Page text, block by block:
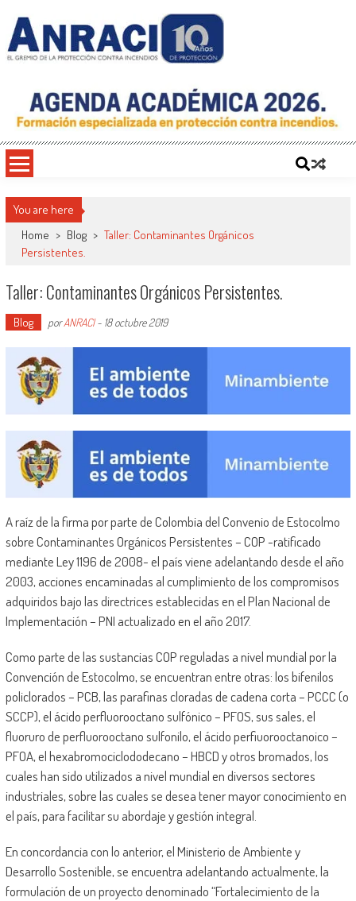
contenido
Protección Contra Incendios
Condiciones de Protección Contra Incendios para Nuestra Sociedad
You are here
Home > Blog > Taller: Contaminantes Orgánicos
Persistentes.
Taller: Contaminantes Orgánicos Persistentes.
Blog porANRACI- 18 octubre 2019
A raíz de la firma por parte de Colombia del Convenio de Estocolmo
sobre Contaminantes Orgánicos Persistentes – COP -ratificado
mediante Ley 1196 de 2008- el país viene adelantando desde el año
2003, acciones encaminadas al cumplimiento de los compromisos
adquiridos bajo las directrices establecidas en el Plan Nacional de
Implementación – PNI actualizado en el año 2017.
Como parte de las sustancias COP reguladas a nivel mundial por la
Convención de Estocolmo, se encuentran entre otras: los bifenilos
policlorados – PCB, las parafinas cloradas de cadena corta – PCCC (o
SCCP), el ácido perfluorooctano sulfónico – PFOS, sus sales, el
fluoruro de perfluorooctano sulfonilo, el ácido perfiuorooctanoico –
PFOA, el hexabromociclododecano – HBCD y otros bromados, los
cuales han sido utilizados a nivel mundial en diversos sectores
industriales, sobre las cuales se desea tener mayor conocimiento en
el país, para facilitar su abordaje y gestión integral.
En concordancia con lo anterior, el Ministerio de Ambiente y
Desarrollo Sostenible, se encuentra adelantando actualmente, la
formulación de un proyecto denominado “Fortalecimiento de la